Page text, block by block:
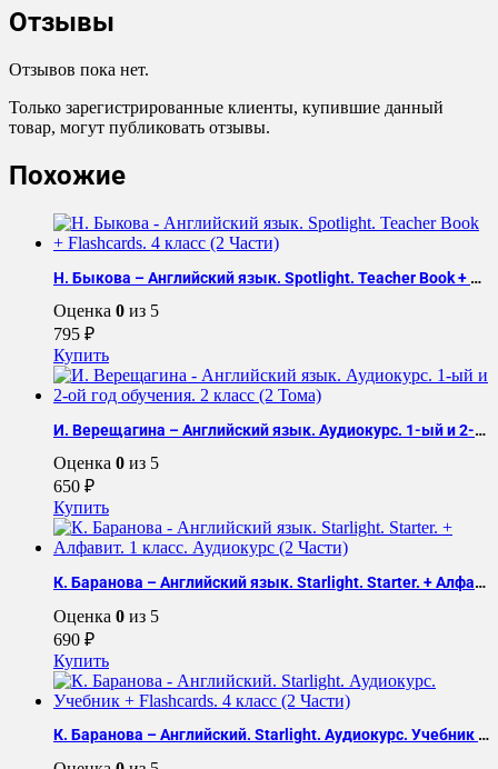
Отзывы
Отзывов пока нет.
Только зарегистрированные клиенты, купившие данный
товар, могут публиковать отзывы.
Похожие
Н. Быкова – Английский язык. Spotlight. Teacher Book + Flashcards. 4 класс (2 Части)
Оценка 0 из 5
795 ₽
Купить
И. Верещагина – Английский язык. Аудиокурс. 1-ый и 2-ой год обучения. 2 класс (2 Тома)
Оценка 0 из 5
650 ₽
Купить
К. Баранова – Английский язык. Starlight. Starter. + Алфавит. 1 класс. Аудиокурс (2 Части)
Оценка 0 из 5
690 ₽
Купить
К. Баранова – Английский. Starlight. Аудиокурс. Учебник + Flashcards. 4 класс (2 Части)